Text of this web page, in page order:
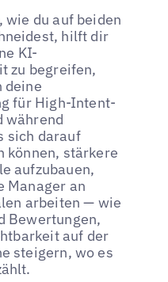
wie du auf beiden
hilft dir
KI-
zu begreifen,
deine
für High-Intent-
während
sich darauf
können, stärkere
aufzubauen,
Manager an
arbeiten — wie
Bewertungen,
auf der
steigern, wo es